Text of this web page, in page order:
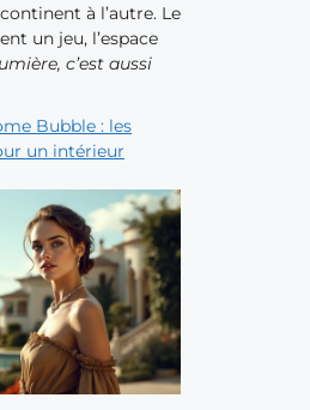
à l’autre. Le
un jeu, l’espace
c’est aussi
Bubble : les
un intérieur